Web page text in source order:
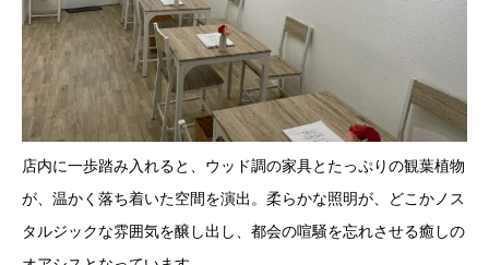
店内に一歩踏み入れると、ウッド調の家具とたっぷりの観葉植物
が、温かく落ち着いた空間を演出。柔らかな照明が、どこかノス
タルジックな雰囲気を醸し出し、都会の喧騒を忘れさせる癒しの